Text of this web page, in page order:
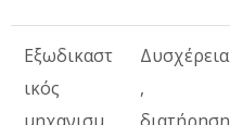
Εξωδικαστ
ικός
Δυσχέρεια
,